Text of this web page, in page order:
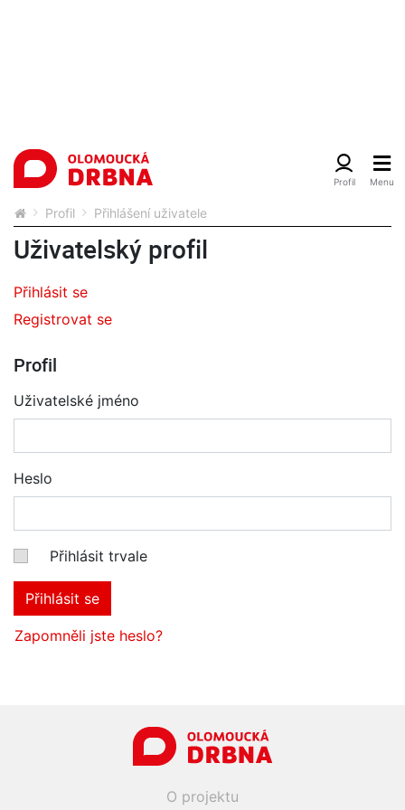
Profil Přihlášení uživatele
Uživatelský profil
Přihlásit se
Registrovat se
Profil
Uživatelské jméno
Heslo
Přihlásit trvale
Přihlásit se
Zapomněli jste heslo?
O projektu